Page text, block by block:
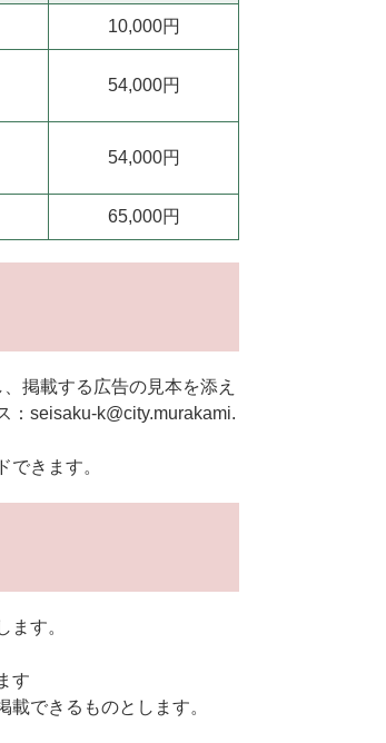
10,000円
54,000円
54,000円
65,000円
掲載する広告の見本を添え
：seisaku-k@city.murakami.
きます。
す。
す
できるものとします。